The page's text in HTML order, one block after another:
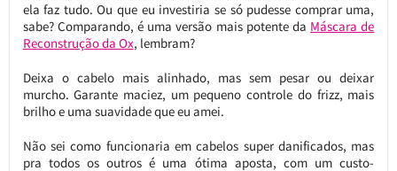
ela faz tudo. Ou que eu investiria se só pudesse comprar uma,
sabe? Comparando, é uma versão mais potente da Máscara de
Reconstrução da Ox, lembram?
Deixa o cabelo mais alinhado, mas sem pesar ou deixar
murcho. Garante maciez, um pequeno controle do frizz, mais
brilho e uma suavidade que eu amei.
Não sei como funcionaria em cabelos super danificados, mas
pra todos os outros é uma ótima aposta, com um custo-